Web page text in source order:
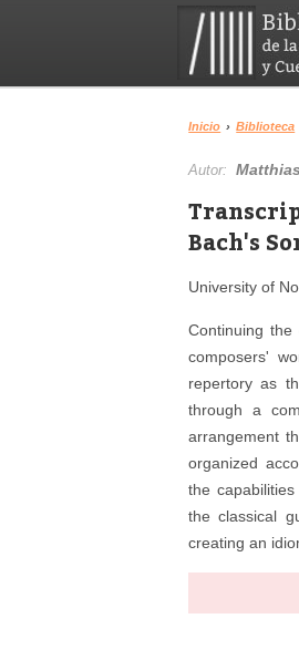
Inicio › Biblioteca
Autor:
Bach's
University of
Continuing
composers'
repertory as
through a
arrangement
organized
the
the classical
creating an